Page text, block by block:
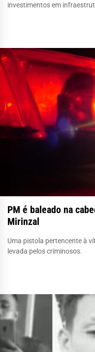
investimentos em
PM é baleado na
Mirinzal
Uma pistola pertencente à
levada pelos criminosos.